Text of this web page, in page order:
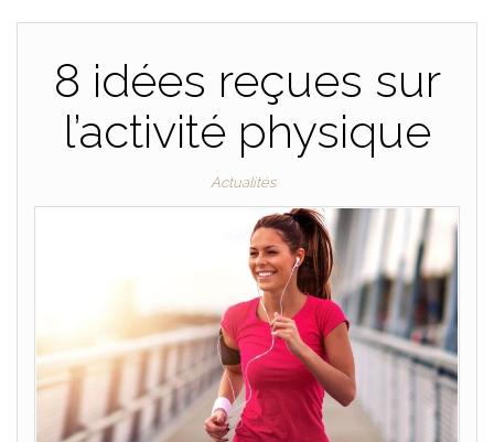
8 idées reçues sur
l’activité physique
Actualités